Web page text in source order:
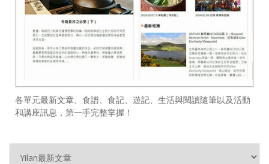
各單元最新文章、食譜、食記、遊記、生活與閱讀隨筆以及活動
和講座訊息，第一手完整掌握！